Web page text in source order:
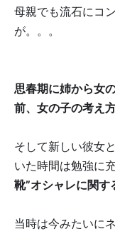
母親でも流石にコ
が。。。
思春期に姉から女
前、女の子の考え
そして新しい彼女
いた時間は勉強に
靴”オシャレに関す
当時は今みたいに